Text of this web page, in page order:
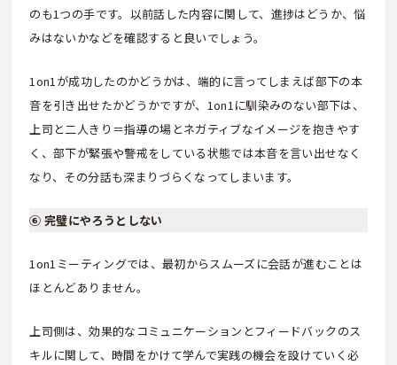
のも1つの手です。以前話した内容に関して、進捗はどうか、悩
みはないかなどを確認すると良いでしょう。
1on1が成功したのかどうかは、端的に言ってしまえば部下の本
音を引き出せたかどうかですが、1on1に馴染みのない部下は、
上司と二人きり＝指導の場とネガティブなイメージを抱きやす
く、部下が緊張や警戒をしている状態では本音を言い出せなく
なり、その分話も深まりづらくなってしまいます。
⑥ 完璧にやろうとしない
1on1ミーティングでは、最初からスムーズに会話が進むことは
ほとんどありません。
上司側は、効果的なコミュニケーションとフィードバックのス
キルに関して、時間をかけて学んで実践の機会を設けていく必